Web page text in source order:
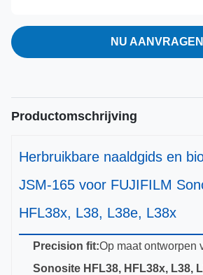
NU AANVRAGEN
Productomschrijving
Herbruikbare naaldgids en
JSM-165 voor FUJIFILM
HFL38x, L38, L38e, L38x
Precision fit:Op maat ontworpen
Sonosite HFL38, HFL38x, L38,